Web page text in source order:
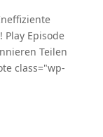
Play Episode
Teilen
class="wp-